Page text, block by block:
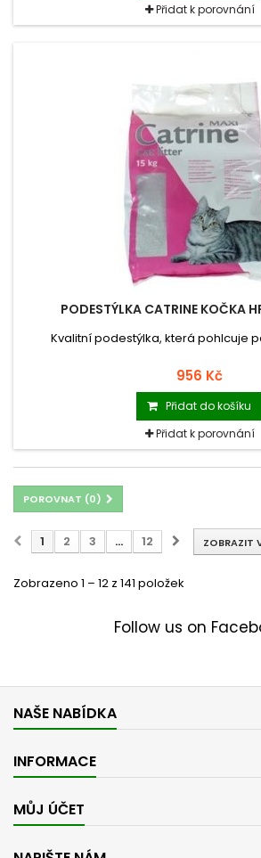
Přidat k porovnání
PODESTÝLKA CATRINE KOČKA
Kvalitní podestýlka, která pohlcuje
956 Kč
Přidat do košíku
Přidat k porovnání
POROVNAT (0)
ZOBRAZIT
1 2 3 ... 12
Zobrazeno 1 – 12 z 141 položek
Follow us on
NAŠE NABÍDKA
INFORMACE
MŮJ ÚČET